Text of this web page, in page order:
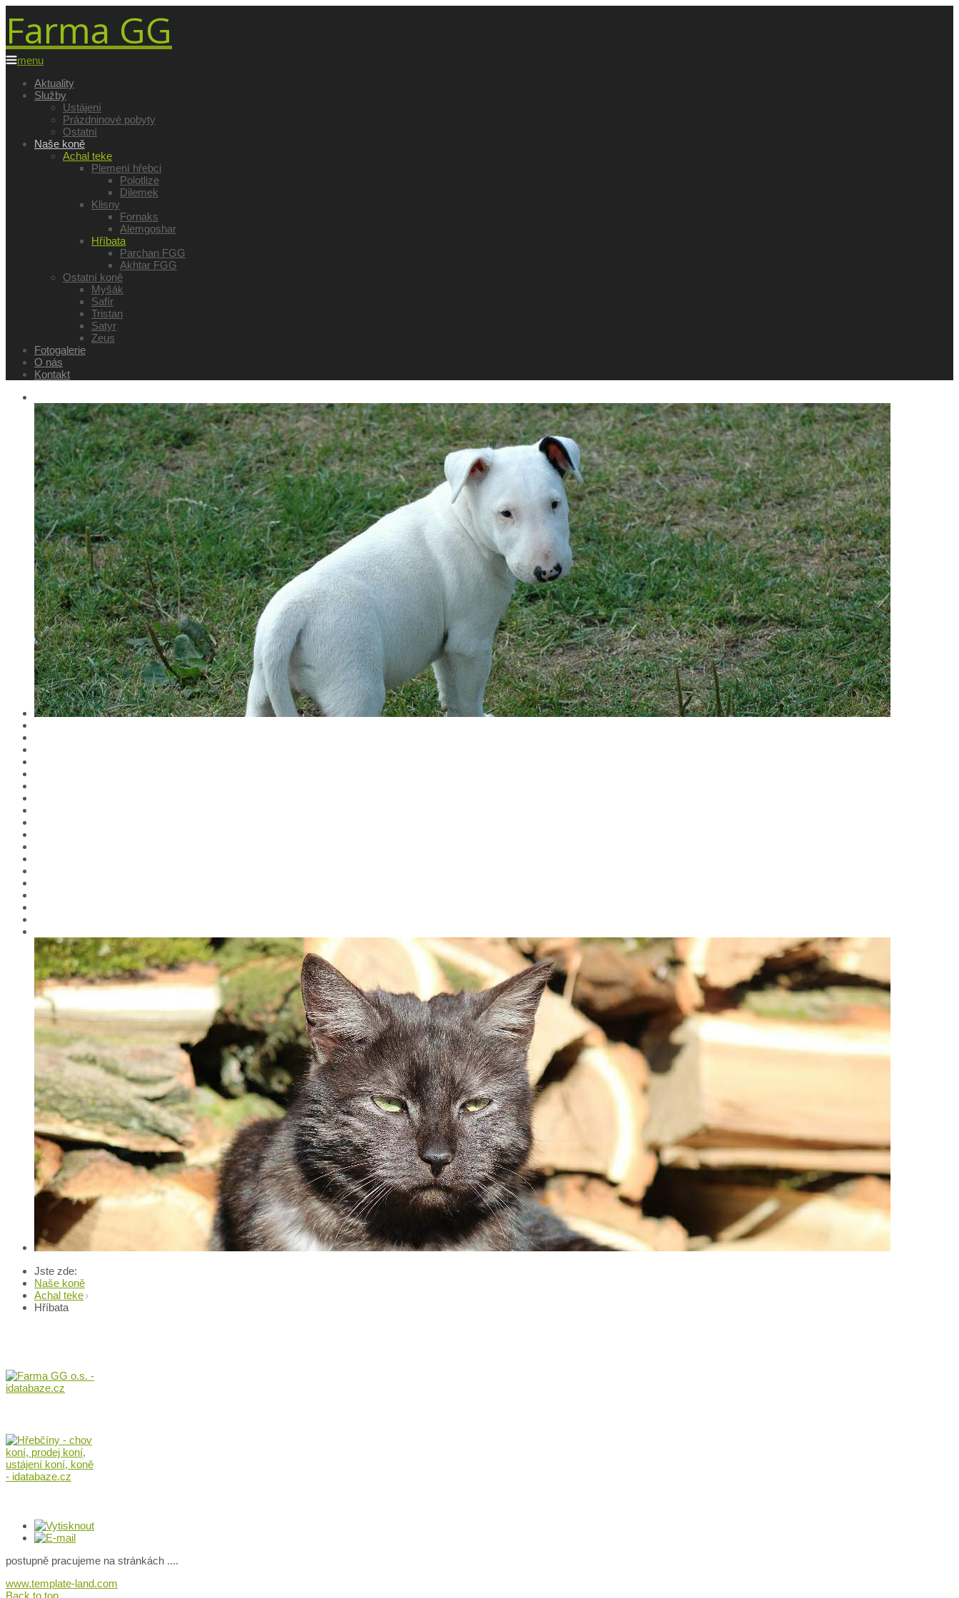
Farma GG
menu
Aktuality
Služby
Ustájení
Prázdninové pobyty
Ostatní
Naše koně
Achal teke
Plemení hřebci
Polotlize
Dilemek
Klisny
Fornaks
Alemgoshar
Hříbata
Parchan FGG
Akhtar FGG
Ostatní koně
Myšák
Safír
Tristan
Satyr
Zeus
Fotogalerie
O nás
Kontakt
Jste zde:
Naše koně
Achal teke
Hříbata
postupně pracujeme na stránkách ....
www.template-land.com
Back to top